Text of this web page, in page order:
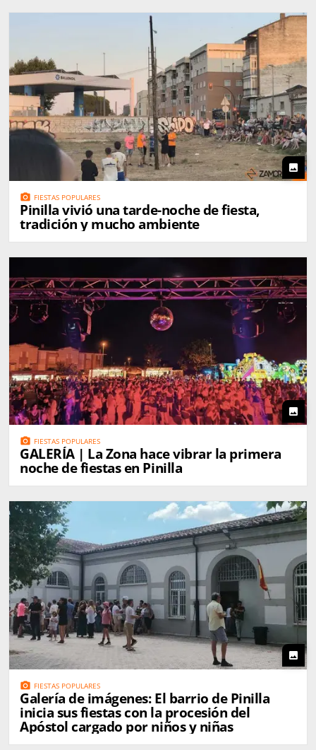
photo
photo_camera FIESTAS POPULARES
Pinilla vivió una tarde-noche de fiesta,
tradición y mucho ambiente
photo
photo_camera FIESTAS POPULARES
GALERÍA | La Zona hace vibrar la primera
noche de fiestas en Pinilla
photo
photo_camera FIESTAS POPULARES
Galería de imágenes: El barrio de Pinilla
inicia sus fiestas con la procesión del
Apóstol cargado por niños y niñas